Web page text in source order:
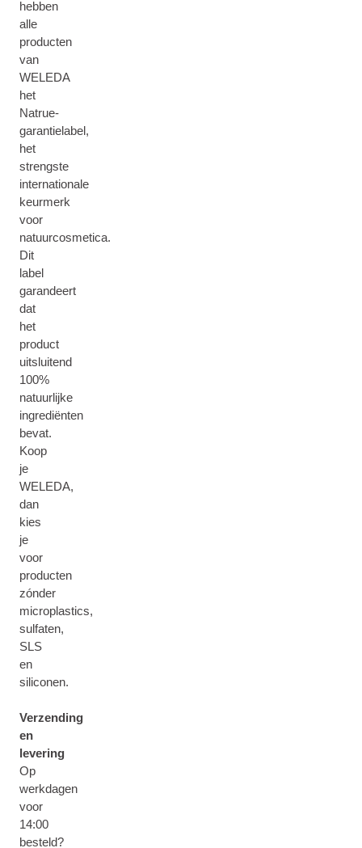
hebben
alle
producten
van
WELEDA
het
Natrue-
garantielabel,
het
strengste
internationale
keurmerk
voor
natuurcosmetica.
Dit
label
garandeert
dat
het
product
uitsluitend
100%
natuurlijke
ingrediënten
bevat.
Koop
je
WELEDA,
dan
kies
je
voor
producten
zónder
microplastics,
sulfaten,
SLS
en
siliconen.
Verzending
en
levering
Op
werkdagen
voor
14:00
besteld?